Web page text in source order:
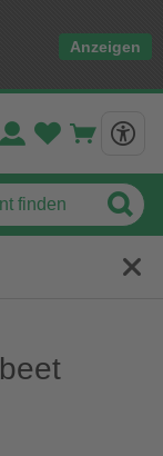
Anzeigen